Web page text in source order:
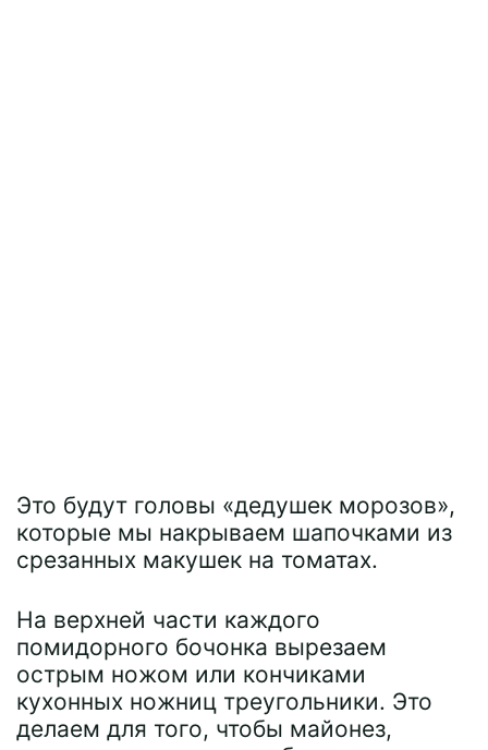
Это будут головы «дедушек морозов»,
которые мы накрываем шапочками из
срезанных макушек на томатах.
На верхней части каждого
помидорного бочонка вырезаем
острым ножом или кончиками
кухонных ножниц треугольники. Это
делаем для того, чтобы майонез,